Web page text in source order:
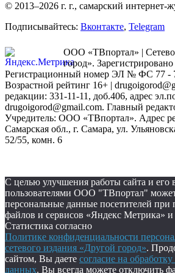
© 2013–2026 г. г., самарский интернет-
Подписывайтесь: Вконтакте, Telegram
ООО «ТВпортал» |
город».
Регистрационный номер ЭЛ № ФС 77 -
Возрастной рейтинг 16+ |
редакции: 331-11-11, доб.406, адрес
drugoigorod@gmail.com. Главный
Учредитель: ООО «ТВпортал». Адрес
Самарская обл., г. Самара, ул.
52/55, комн. 6
С целью улучшения работы сайта и его
пользователями ООО "ТВпортал"
персональные данные посетителей
файлов и сервисов «Яндекс Метрика»
Статистика согласно
Политике конфиденциальности
сетевого издания «Другой город».
сайтом, Вы даете согласие на
данных. Вы всегда можете отключить